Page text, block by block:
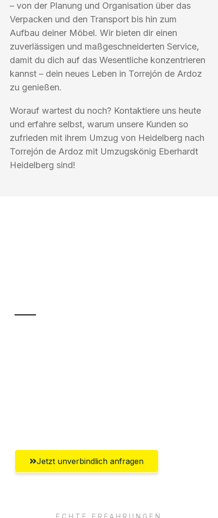
– von der Planung und Organisation über das
Verpacken und den Transport bis hin zum
Aufbau deiner Möbel. Wir bieten dir einen
zuverlässigen und maßgeschneiderten Service,
damit du dich auf das Wesentliche konzentrieren
kannst – dein neues Leben in Torrejón de Ardoz
zu genießen.
Worauf wartest du noch? Kontaktiere uns heute
und erfahre selbst, warum unsere Kunden so
zufrieden mit ihrem Umzug von Heidelberg nach
Torrejón de Ardoz mit Umzugskönig Eberhardt
Heidelberg sind!
Jetzt unverbindlich anfragen
ECHTE ERFAHRUNGEN